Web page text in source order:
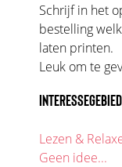
Schrijf in het
bestelling
laten printen.
Leuk om te
Lezen &
Geen idee...